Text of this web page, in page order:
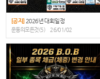
[공지] 2026년 대회일정
운동의모든것(5) 26/01/02